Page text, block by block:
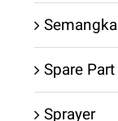
Semangka
Spare Part
Sprayer